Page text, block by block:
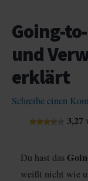
Going-
und
erklärt
Schreibe einen
3,27
Du hast das
weißt nicht wie